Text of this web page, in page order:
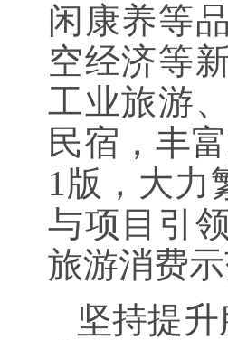
闲康养等
空经济等
工业旅游
民宿，丰
1版，大力
与项目引
旅游消费示
坚持提